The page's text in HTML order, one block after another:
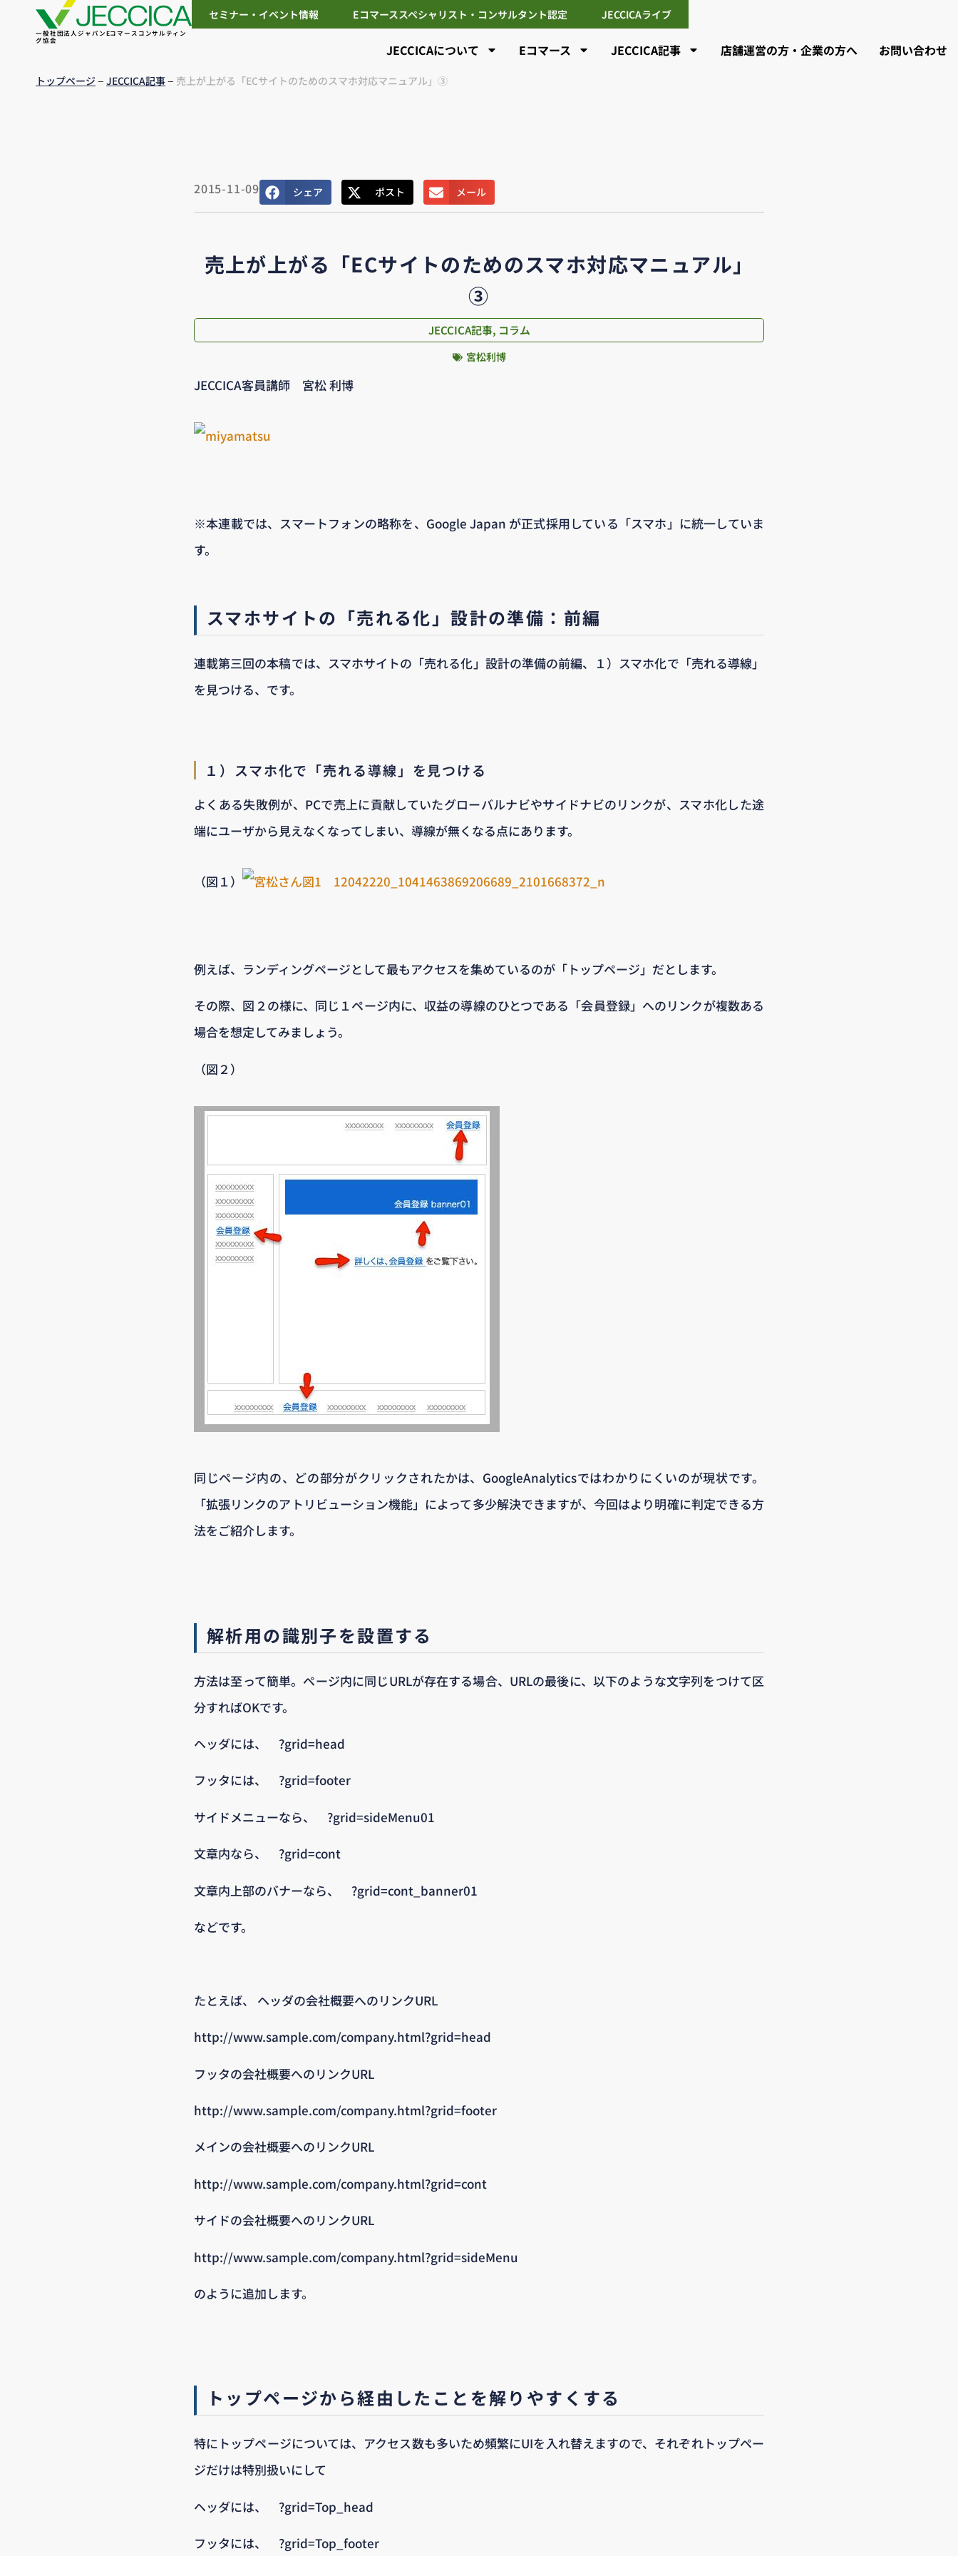
一般社団法人ジャパンEコマースコンサルティン
グ協会
セミナー・イベント情報 Eコマーススペシャリスト・コンサルタント認定 JECCICAライブ
JECCICAについて Eコマース JECCICA記事 店舗運営の方・企業の方へ お問い合わせ
トップページ– JECCICA記事– 売上が上がる「ECサイトのためのスマホ対応マニュアル」③
2015-11-09 シェア ポスト メール
売上が上がる「ECサイトのためのスマホ対応マニュアル」
③
JECCICA記事, コラム
宮松利博
JECCICA客員講師 宮松 利博
※本連載では、スマートフォンの略称を、Google Japan が正式採用している「スマホ」に統一していま
す。
スマホサイトの「売れる化」設計の準備：前編
連載第三回の本稿では、スマホサイトの「売れる化」設計の準備の前編、１）スマホ化で「売れる導線」
を見つける、です。
１）スマホ化で「売れる導線」を見つける
よくある失敗例が、PCで売上に貢献していたグローバルナビやサイドナビのリンクが、スマホ化した途
端にユーザから見えなくなってしまい、導線が無くなる点にあります。
（図１）
例えば、ランディングページとして最もアクセスを集めているのが「トップページ」だとします。
その際、図２の様に、同じ１ページ内に、収益の導線のひとつである「会員登録」へのリンクが複数ある
場合を想定してみましょう。
（図２）
同じページ内の、どの部分がクリックされたかは、GoogleAnalyticsではわかりにくいのが現状です。
「拡張リンクのアトリビューション機能」によって多少解決できますが、今回はより明確に判定できる方
法をご紹介します。
解析用の識別子を設置する
方法は至って簡単。ページ内に同じURLが存在する場合、URLの最後に、以下のような文字列をつけて区
分すればOKです。
ヘッダには、 ?grid=head
フッタには、 ?grid=footer
サイドメニューなら、 ?grid=sideMenu01
文章内なら、 ?grid=cont
文章内上部のバナーなら、 ?grid=cont_banner01
などです。
たとえば、 ヘッダの会社概要へのリンクURL
http://www.sample.com/company.html?grid=head
フッタの会社概要へのリンクURL
http://www.sample.com/company.html?grid=footer
メインの会社概要へのリンクURL
http://www.sample.com/company.html?grid=cont
サイドの会社概要へのリンクURL
http://www.sample.com/company.html?grid=sideMenu
のように追加します。
トップページから経由したことを解りやすくする
特にトップページについては、アクセス数も多いため頻繁にUIを入れ替えますので、それぞれトップペー
ジだけは特別扱いにして
ヘッダには、 ?grid=Top_head
フッタには、 ?grid=Top_footer